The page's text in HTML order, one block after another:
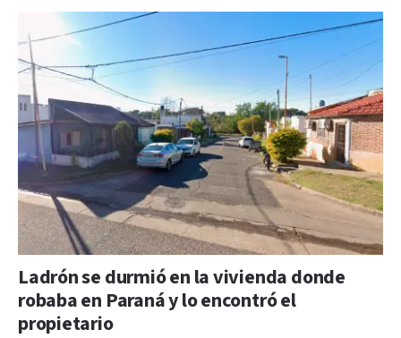
Ladrón se durmió en la vivienda donde
robaba en Paraná y lo encontró el
propietario